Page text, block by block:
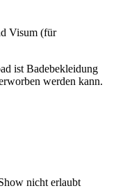
Visum (für
ist Badebekleidung
werden kann.
nicht erlaubt